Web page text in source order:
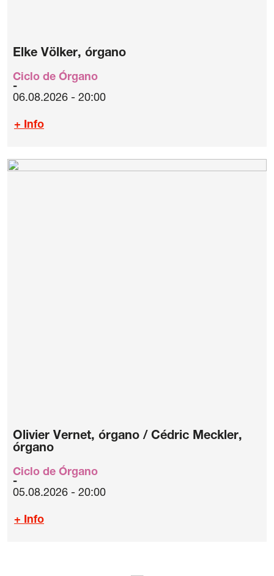
Elke Völker, órgano
Ciclo de Órgano
06.08.2026 - 20:00
+ Info
Olivier Vernet, órgano / Cédric Meckler,
órgano
Ciclo de Órgano
05.08.2026 - 20:00
+ Info